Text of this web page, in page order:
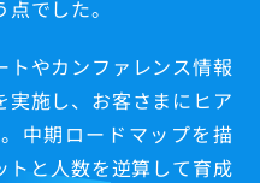
でした。
トやカンファレンス情報
施し、お客さまにヒア
中期ロードマップを描
トと人数を逆算して育成